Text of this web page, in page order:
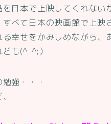
日本で上映してくれない
べて日本の映画館で上映
幸せをかみしめながら、
も(^-^;）
強・・・